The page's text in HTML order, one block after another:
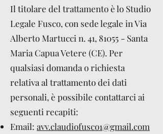
Il titolare del trattamento è lo Studio
Legale Fusco, con sede legale in Via
Alberto Martucci n. 41, 81055 - Santa
Maria Capua Vetere (CE). Per
qualsiasi domanda o richiesta
relativa al trattamento dei dati
personali, è possibile contattarci ai
seguenti recapiti:
Email: avv.claudiofusco1@gmail.com